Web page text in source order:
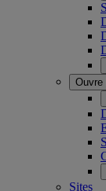
Ouvre
Sites